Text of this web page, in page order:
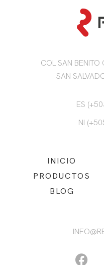
COL SAN
SAN
ES
NI
INICIO
PRODUCTOS
BLOG